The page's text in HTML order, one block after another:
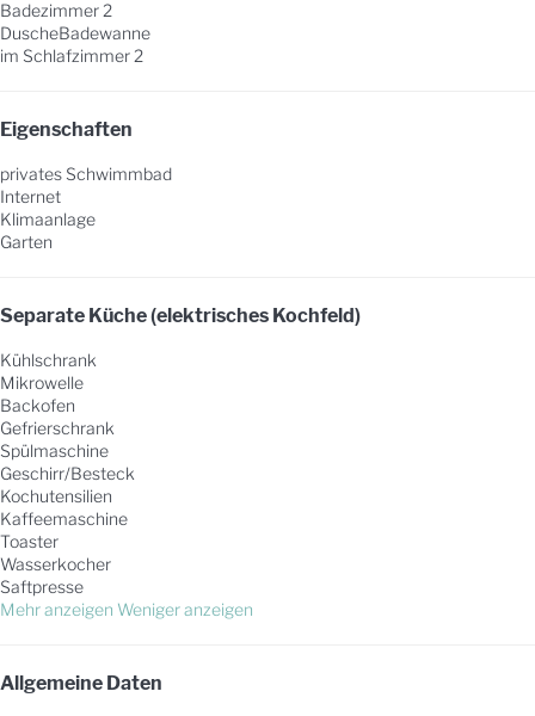
Badezimmer 2
DuscheBadewanne
im Schlafzimmer 2
Eigenschaften
privates Schwimmbad
Internet
Klimaanlage
Garten
Separate Küche (elektrisches Kochfeld)
Kühlschrank
Mikrowelle
Backofen
Gefrierschrank
Spülmaschine
Geschirr/Besteck
Kochutensilien
Kaffeemaschine
Toaster
Wasserkocher
Saftpresse
Mehr anzeigen Weniger anzeigen
Allgemeine Daten